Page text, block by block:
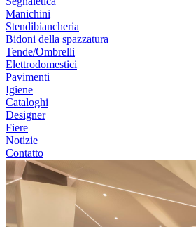
Manichini
Stendibiancheria
Bidoni della spazzatura
Tende/Ombrelli
Elettrodomestici
Pavimenti
Igiene
Cataloghi
Designer
Fiere
Notizie
Contatto